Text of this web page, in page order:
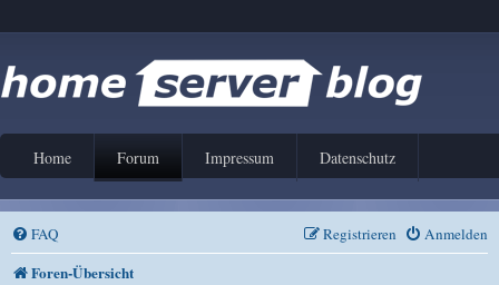
Home Forum Impressum Datenschutz
FAQ Anmelden
Registrieren
Foren-Übersicht